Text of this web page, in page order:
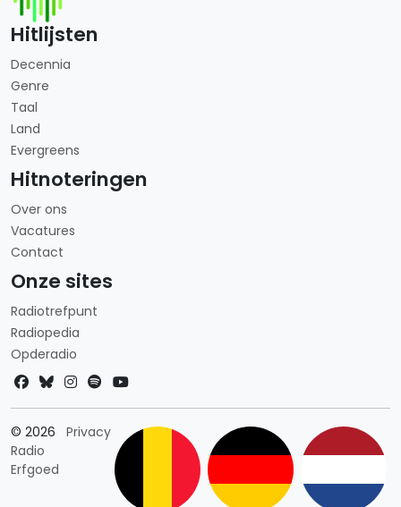
Hitlijsten
Decennia
Genre
Taal
Land
Evergreens
Hitnoteringen
Over ons
Vacatures
Contact
Onze sites
Radiotrefpunt
Radiopedia
Opderadio
© 2026
Radio
Erfgoed
PrivacyLandkeuze